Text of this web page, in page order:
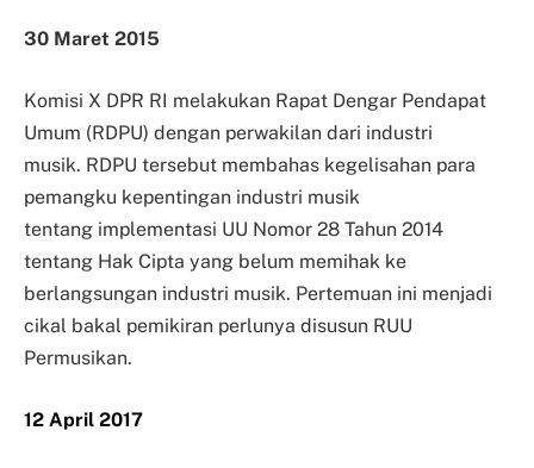
30 Maret 2015
Komisi X DPR RI melakukan Rapat Dengar Pendapat
Umum (RDPU) dengan perwakilan dari industri
musik. RDPU tersebut membahas kegelisahan para
pemangku kepentingan industri musik
tentang implementasi UU Nomor 28 Tahun 2014
tentang Hak Cipta yang belum memihak ke
berlangsungan industri musik. Pertemuan ini menjadi
cikal bakal pemikiran perlunya disusun RUU
Permusikan.
12 April 2017